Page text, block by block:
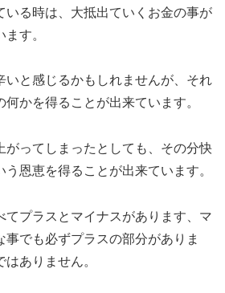
いる時は、大抵出ていくお金の事が
す。
いと感じるかもしれませんが、それ
かを得ることが出来ています。
がってしまったとしても、その分快
恩恵を得ることが出来ています。
てプラスとマイナスがあります、マ
事でも必ずプラスの部分がありま
ありません。